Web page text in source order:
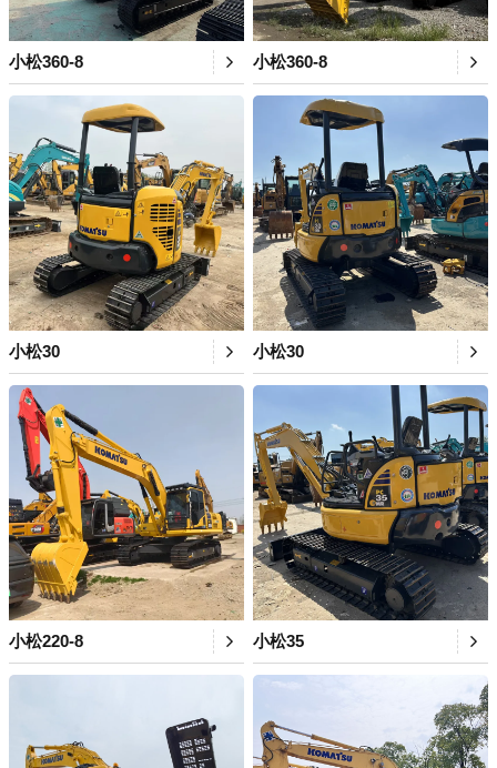
小松360-8 小松360-8
小松30 小松30
小松220-8 小松35